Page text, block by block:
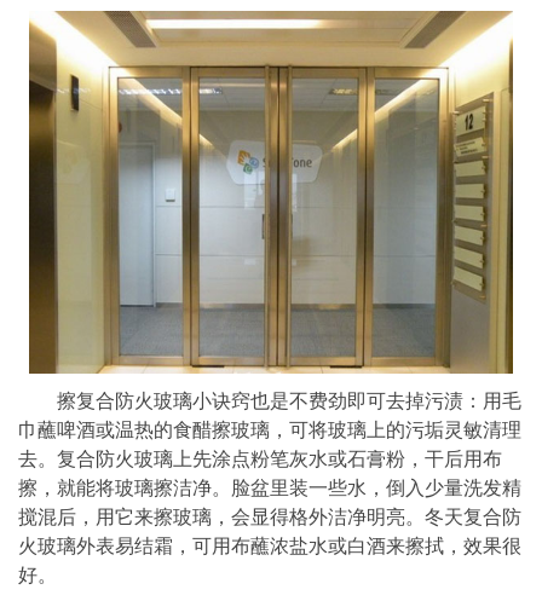
擦复合防火玻璃小诀窍也是不费劲即可去掉污渍：用毛
巾蘸啤酒或温热的食醋擦玻璃，可将玻璃上的污垢灵敏清理
去。复合防火玻璃上先涂点粉笔灰水或石膏粉，干后用布
擦，就能将玻璃擦洁净。脸盆里装一些水，倒入少量洗发精
搅混后，用它来擦玻璃，会显得格外洁净明亮。冬天复合防
火玻璃外表易结霜，可用布蘸浓盐水或白酒来擦拭，效果很
好。